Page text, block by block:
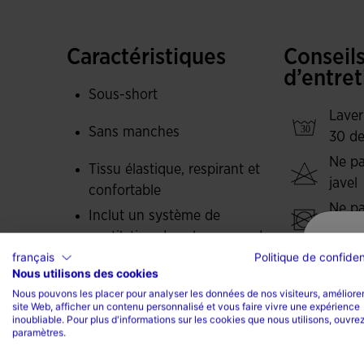
Caractéristiques
Sous-short
Sans manches
Tissu élastique, respirant et
confortable
Inclut un système de
ventilation dans les zones de
transparent
Type de coupe : semi fitted
Conseils
30
Ne
javel
Ne
français
Politique de
Nous utilisons des cookies
Nous pouvons les placer pour analyser les données de nos visiteurs,
site Web, afficher un contenu personnalisé et vous faire vivre une expérience
inoubliable. Pour plus d'informations sur les cookies que nous utilisons,
paramètres.